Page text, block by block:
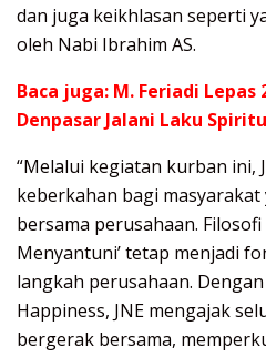
dan juga keikhlasan seperti
oleh Nabi Ibrahim AS.
Baca juga: M. Feriadi Lepas
Denpasar Jalani Laku
“Melalui kegiatan kurban ini,
keberkahan bagi
bersama perusahaan.
Menyantuni’ tetap menjadi
langkah perusahaan.
Happiness, JNE mengajak
bergerak bersama,